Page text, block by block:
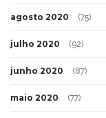
agosto 2020 (75)
julho 2020 (92)
junho 2020 (87)
maio 2020 (77)